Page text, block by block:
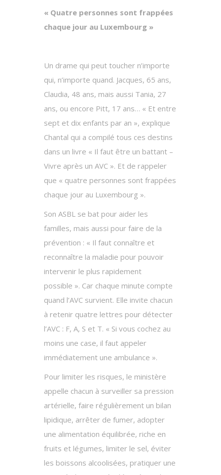
« Quatre personnes sont frappées
chaque jour au Luxembourg »
Un drame qui peut toucher n’importe
qui, n’importe quand. Jacques, 65 ans,
Claudia, 48 ans, mais aussi Tania, 27
ans, ou encore Pitt, 17 ans… « Et entre
sept et dix enfants par an », explique
Chantal qui a compilé tous ces destins
dans un livre « Il faut être un battant –
Vivre après un AVC ». Et de rappeler
que « quatre personnes sont frappées
chaque jour au Luxembourg ».
Son ASBL se bat pour aider les
familles, mais aussi pour faire de la
prévention : « Il faut connaître et
reconnaître la maladie pour pouvoir
intervenir le plus rapidement
possible ». Car chaque minute compte
quand l’AVC survient. Elle invite chacun
à retenir quatre lettres pour détecter
l’AVC : F, A, S et T. « Si vous cochez au
moins une case, il faut appeler
immédiatement une ambulance ».
Pour limiter les risques, le ministère
appelle chacun à surveiller sa pression
artérielle, faire régulièrement un bilan
lipidique, arrêter de fumer, adopter
une alimentation équilibrée, riche en
fruits et légumes, limiter le sel, éviter
les boissons alcoolisées, pratiquer une